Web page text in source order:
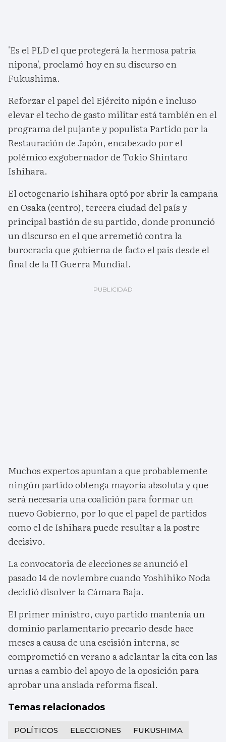
'Es el PLD el que protegerá la hermosa patria
nipona', proclamó hoy en su discurso en
Fukushima.
Reforzar el papel del Ejército nipón e incluso
elevar el techo de gasto militar está también en el
programa del pujante y populista Partido por la
Restauración de Japón, encabezado por el
polémico exgobernador de Tokio Shintaro
Ishihara.
El octogenario Ishihara optó por abrir la campaña
en Osaka (centro), tercera ciudad del país y
principal bastión de su partido, donde pronunció
un discurso en el que arremetió contra la
burocracia que gobierna de facto el país desde el
final de la II Guerra Mundial.
Muchos expertos apuntan a que probablemente
ningún partido obtenga mayoría absoluta y que
será necesaria una coalición para formar un
nuevo Gobierno, por lo que el papel de partidos
como el de Ishihara puede resultar a la postre
decisivo.
La convocatoria de elecciones se anunció el
pasado 14 de noviembre cuando Yoshihiko Noda
decidió disolver la Cámara Baja.
El primer ministro, cuyo partido mantenía un
dominio parlamentario precario desde hace
meses a causa de una escisión interna, se
comprometió en verano a adelantar la cita con las
urnas a cambio del apoyo de la oposición para
aprobar una ansiada reforma fiscal.
Temas relacionados
POLÍTICOS ELECCIONES FUKUSHIMA